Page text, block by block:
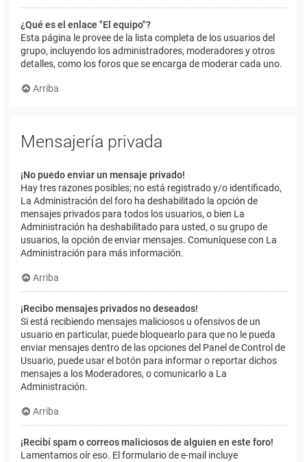
¿Qué es el enlace "El equipo"?
Esta página le provee de la lista completa de los usuarios del
grupo, incluyendo los administradores, moderadores y otros
detalles, como los foros que se encarga de moderar cada uno.
Arriba
Mensajería privada
¡No puedo enviar un mensaje privado!
Hay tres razones posibles; no está registrado y/o identificado,
La Administración del foro ha deshabilitado la opción de
mensajes privados para todos los usuarios, o bien La
Administración ha deshabilitado para usted, o su grupo de
usuarios, la opción de enviar mensajes. Comuníquese con La
Administración para más información.
Arriba
¡Recibo mensajes privados no deseados!
Si está recibiendo mensajes maliciosos u ofensivos de un
usuario en particular, puede bloquearlo para que no le pueda
enviar mensajes dentro de las opciones del Panel de Control de
Usuario, puede usar el botón para informar o reportar dichos
mensajes a los Moderadores, o comunicarlo a La
Administración.
Arriba
¡Recibí spam o correos maliciosos de alguien en este foro!
Lamentamos oír eso. El formulario de e-mail incluye